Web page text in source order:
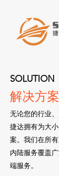
SOLUTION
解决方案
无论您的行业
捷达拥有为大
案。我们在所
内陆服务覆盖
端服务。